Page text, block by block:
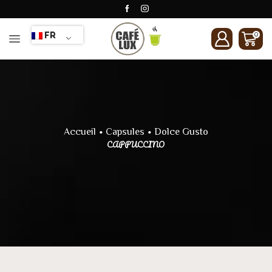
FR 0
Accueil • Capsules • Dolce Gusto
CAPPUCCINO